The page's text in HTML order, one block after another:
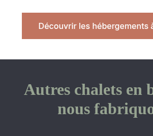
Autres chalets en
nous